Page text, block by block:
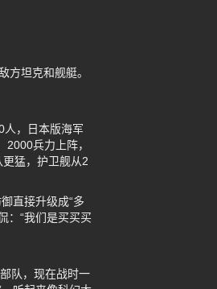
方坦克和舰艇。
人，日本版海军
兵力上阵，
猛，护卫舰从2
直接升级成“多
：“我们是买买买
队，现在战时一